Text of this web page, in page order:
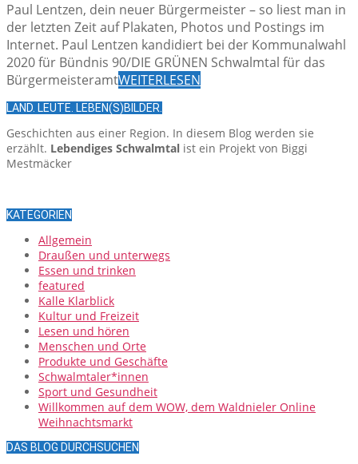
Paul Lentzen, dein neuer Bürgermeister – so liest man in
der letzten Zeit auf Plakaten, Photos und Postings im
Internet. Paul Lentzen kandidiert bei der Kommunalwahl
2020 für Bündnis 90/DIE GRÜNEN Schwalmtal für das
BürgermeisteramtWEITERLESEN
LAND. LEUTE. LEBEN(S)BILDER.
Geschichten aus einer Region. In diesem Blog werden sie
erzählt. Lebendiges Schwalmtal ist ein Projekt von Biggi
Mestmäcker
KATEGORIEN
Allgemein
Draußen und unterwegs
Essen und trinken
featured
Kalle Klarblick
Kultur und Freizeit
Lesen und hören
Menschen und Orte
Produkte und Geschäfte
Schwalmtaler*innen
Sport und Gesundheit
Willkommen auf dem WOW, dem Waldnieler Online
Weihnachtsmarkt
DAS BLOG DURCHSUCHEN